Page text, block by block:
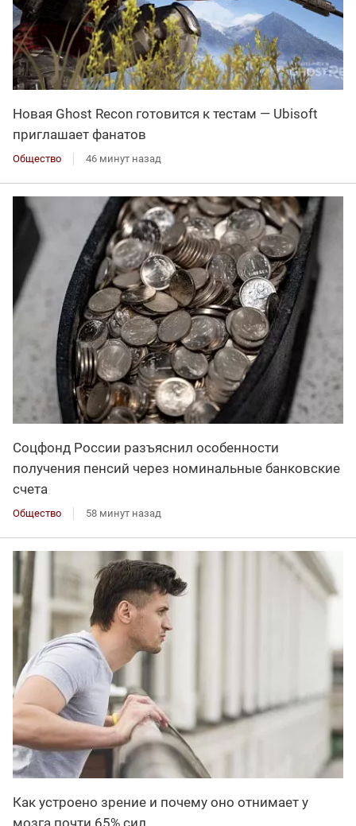
Новая Ghost Recon готовится к тестам — Ubisoft
приглашает фанатов
Общество 46 минут назад
Соцфонд России разъяснил особенности
получения пенсий через номинальные банковские
счета
Общество 58 минут назад
Как устроено зрение и почему оно отнимает у
мозга почти 65% сил